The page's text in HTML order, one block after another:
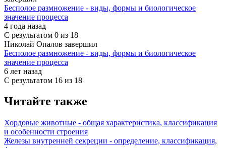
Бесполое размножение - виды, формы и биологическое
значение процесса
4 года назад
С результатом 0 из 18
Николай Опалов завершил
Бесполое размножение - виды, формы и биологическое
значение процесса
6 лет назад
С результатом 16 из 18
Читайте также
Хордовые животные - общая характеристика, классификация
и особенности строения
Железы внутренней секреции - определение, классификация,